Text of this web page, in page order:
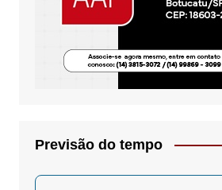
Previsão do tempo